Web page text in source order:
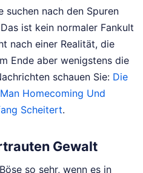
suchen nach den Spuren
ist kein normaler Fankult
nach einer Realität, die
Ende aber wenigstens die
schauen Sie: Die
Homecoming Und
Scheitert.
Gewalt
so sehr, wenn es in